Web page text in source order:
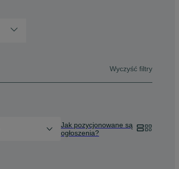
Wyczyść filtry
Jak pozycjonowane są
ogłoszenia?